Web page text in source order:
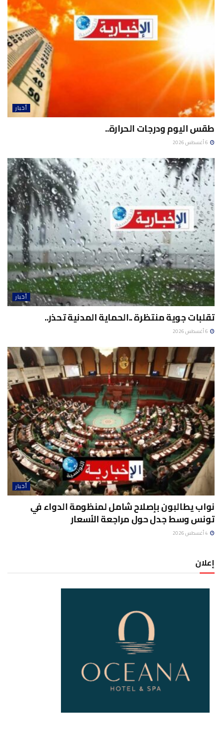
أخبار
طقس اليوم ودرجات الحرارة..
أخبار
تقلبات جوية منتظرة ..الحماية المدنية تحذر..
أخبار
نواب يطالبون بإصلاح شامل لمنظومة الدواء في
تونس وسط جدل حول مراجعة الأسعار
إعلان